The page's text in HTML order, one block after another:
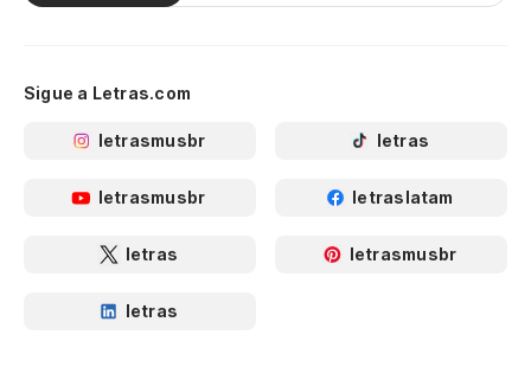
Sigue a Letras.com
letrasmusbr letras
letrasmusbr letraslatam
letras letrasmusbr
letras